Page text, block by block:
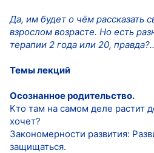
Да, им будет о чём рассказать
взрослом возрасте. Но есть
терапии 2 года или 20, правда?..
Темы лекций
Осознанное родительство.
Кто там на самом деле растит
хочет?
Закономерности развития:
защищаться.